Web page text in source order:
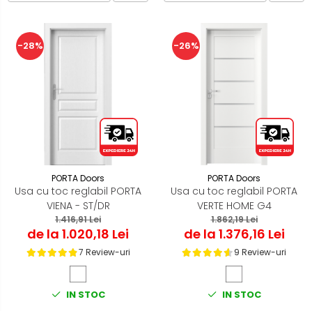
-28%
PORTA Doors
Usa cu toc reglabil PORTA
VIENA - ST/DR
1.416,91 Lei
de la 1.020,18 Lei
7 Review-uri
IN STOC
-26%
PORTA Doors
Usa cu toc reglabil PORTA
VERTE HOME G4
1.862,19 Lei
de la 1.376,16 Lei
9 Review-uri
IN STOC